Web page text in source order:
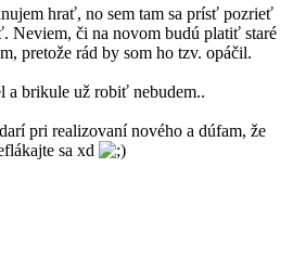
hrať, no sem tam sa prísť pozrieť
Neviem, či na novom budú platiť staré
pretože rád by som ho tzv. opáčil.
a brikule už robiť nebudem..
pri realizovaní nového a dúfam, že
sa xd